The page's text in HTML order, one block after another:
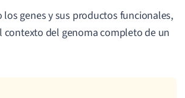
genes y sus productos funcionales,
del genoma completo de un